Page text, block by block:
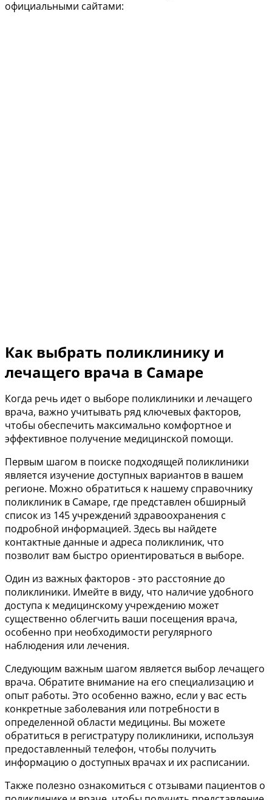
официальными сайтами:
Как выбрать поликлинику и
лечащего врача в Самаре
Когда речь идет о выборе поликлиники и лечащего
врача, важно учитывать ряд ключевых факторов,
чтобы обеспечить максимально комфортное и
эффективное получение медицинской помощи.
Первым шагом в поиске подходящей поликлиники
является изучение доступных вариантов в вашем
регионе. Можно обратиться к нашему справочнику
поликлиник в Самаре, где представлен обширный
список из 145 учреждений здравоохранения с
подробной информацией. Здесь вы найдете
контактные данные и адреса поликлиник, что
позволит вам быстро ориентироваться в выборе.
Один из важных факторов - это расстояние до
поликлиники. Имейте в виду, что наличие удобного
доступа к медицинскому учреждению может
существенно облегчить ваши посещения врача,
особенно при необходимости регулярного
наблюдения или лечения.
Следующим важным шагом является выбор лечащего
врача. Обратите внимание на его специализацию и
опыт работы. Это особенно важно, если у вас есть
конкретные заболевания или потребности в
определенной области медицины. Вы можете
обратиться в регистратуру поликлиники, используя
предоставленный телефон, чтобы получить
информацию о доступных врачах и их расписании.
Также полезно ознакомиться с отзывами пациентов о